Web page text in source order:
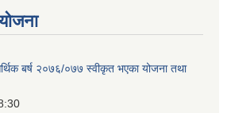
बर्ष २०७६/०७७ स्वीकृत भएका योजना तथा